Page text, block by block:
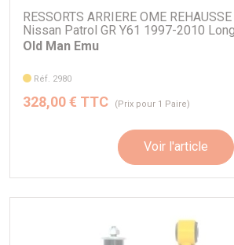
RESSORTS ARRIERE OME
Nissan Patrol GR Y61 1997-2010 Long
Old Man Emu
Réf. 2980
328,00 € TTC (Prix pour 1 Paire)
Voir l'article